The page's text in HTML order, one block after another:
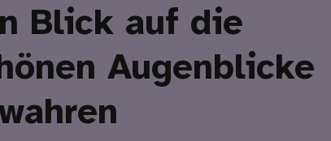
Blick auf die
Augenblicke